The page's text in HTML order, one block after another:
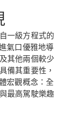
一級方程式的
氣口優雅地導
其他兩個較少
備其重要性，
宏觀概念：全
最高駕駛樂趣